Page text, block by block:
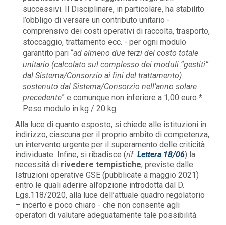
successivi. Il Disciplinare, in particolare, ha stabilito
l’obbligo di versare un contributo unitario -
comprensivo dei costi operativi di raccolta, trasporto,
stoccaggio, trattamento ecc. - per ogni modulo
garantito pari “ad almeno due terzi del costo totale
unitario (calcolato sul complesso dei moduli “gestiti”
dal Sistema/Consorzio ai fini del trattamento)
sostenuto dal Sistema/Consorzio nell’anno solare
precedente” e comunque non inferiore a 1,00 euro *
Peso modulo in kg / 20 kg.
Alla luce di quanto esposto, si chiede alle istituzioni in
indirizzo, ciascuna per il proprio ambito di competenza,
un intervento urgente per il superamento delle criticità
individuate. Infine, si ribadisce (rif. Lettera 18/06) la
necessità di rivedere tempistiche, previste dalle
Istruzioni operative GSE (pubblicate a maggio 2021)
entro le quali aderire all’opzione introdotta dal D.
Lgs.118/2020, alla luce dell’attuale quadro regolatorio
– incerto e poco chiaro - che non consente agli
operatori di valutare adeguatamente tale possibilità.